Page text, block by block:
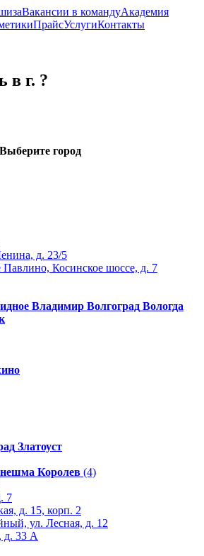
Вакансии в командуАкадемия
ПрайсУслугиКонтакты
в г. ?
Выберите город
д. 23/5
Косинское шоссе, д. 7
Владимир Волгоград Вологда
Златоуст
Королев (4)
7
д. 15, корп. 2
ул. Лесная, д. 12
д. 33 А